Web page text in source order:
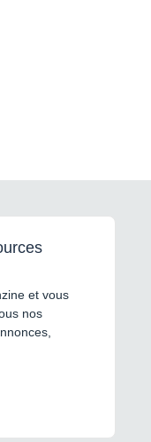
et vous
nos